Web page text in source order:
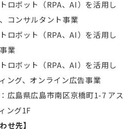
ボット（RPA、AI）を活用し
コンサルタント事業
ト（RPA、AI）を活用し
業
ト（RPA、AI）を活用し
ング、オンライン広告事業
広島県広島市南区京橋町1-7 アス
ング1F
せ先】